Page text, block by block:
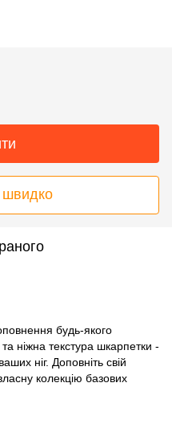
будь-якого
ніжна текстура шкарпетки -
ніг. Доповніть свій
колекцію базових